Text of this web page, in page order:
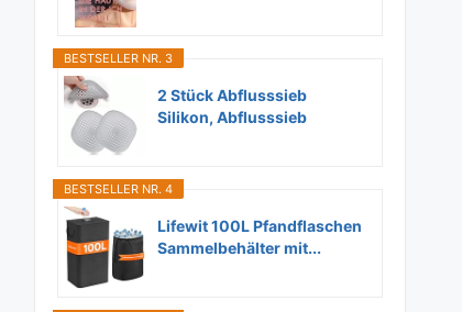
BESTSELLER NR. 3
2 Stück Abflusssieb
Silikon, Abflusssieb
BESTSELLER NR. 4
Lifewit 100L Pfandflaschen
Sammelbehälter mit...